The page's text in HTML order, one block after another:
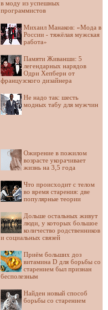
в моду из успешных
программистов
Михаил Манаков: «Мода в
России - тяжёлая мужская
работа»
Памяти Живанши: 5
легендарных нарядов
Одри Хепберн от
французского дизайнера
Не надо так: шесть
модных табу для мужчин
Ожирение в пожилом
возрасте укорачивает
жизнь на 3,5 года
Что происходит с телом
во время старения: две
популярные теории
Дольше остальных живут
люди, у которых большое
количество родственников
и социальных связей
Приём больших доз
витамина D для борьбы со
старением был признан
бесполезным
Найден новый способ
борьбы со старением